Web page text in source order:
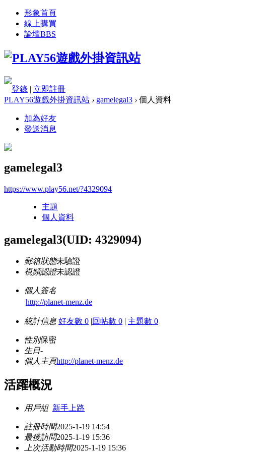
形象首頁
線上購買
論壇BBS
登錄 | 立即註冊
PLAY56遊戲外掛資訊站 › gamelegal3 › 個人資料
加為好友
發送消息
gamelegal3
https://www.play56.net/?4329094
主題
個人資料
gamelegal3(UID: 4329094)
郵箱狀態未驗證
視頻認證未認證
個人簽名
http://planet-menz.de
統計信息 好友數 0 |回帖數 0 | 主題數 0
性別保密
生日-
個人主頁http://planet-menz.de
活躍概況
用戶組 新手上路
註冊時間2025-1-19 14:54
最後訪問2025-1-19 15:36
上次活動時間2025-1-19 15:36